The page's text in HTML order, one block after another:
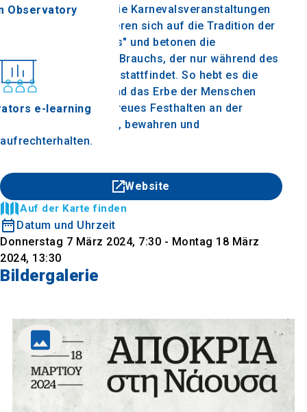
Observatory
e-learning
2024 von Naoussa". Die Karnevalsveranstaltungen
in Naoussa konzentrieren sich auf die Tradition der
"Genitsaroi und Boules" und betonen die
Einzigartigkeit dieses Brauchs, der nur während des
Karnevals in Naoussa stattfindet. So hebt es die
Tradition, die Kultur und das Erbe der Menschen
hervor, die sie durch treues Festhalten an der
Tradition unterstützen, bewahren und
aufrechterhalten.
Website
Auf der Karte finden
Datum und Uhrzeit
Donnerstag 7 März 2024, 7:30 - Montag 18 März
2024, 13:30
Bildergalerie